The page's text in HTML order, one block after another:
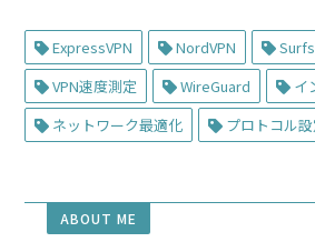
ExpressVPN NordVPN
VPN速度測定
WireGuard
イ
ネットワーク最適化
プロトコル
ABOUT ME